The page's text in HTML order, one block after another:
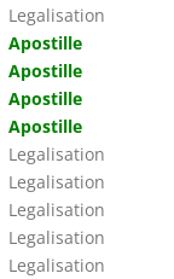
Legalisation
Apostille
Apostille
Apostille
Apostille
Legalisation
Legalisation
Legalisation
Legalisation
Legalisation